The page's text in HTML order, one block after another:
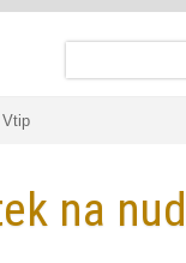
Vtip
na